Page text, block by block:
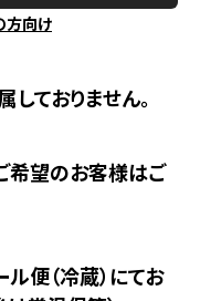
方向け
ておりません。
ご希望のお客様はご
便（冷蔵）にてお